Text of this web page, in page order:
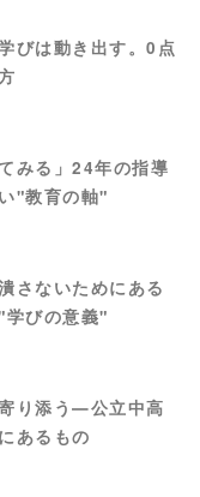
びは動き出す。0点
みる」24年の指導
"教育の軸"
さないためにある
びの意義"
り添う―公立中高
あるもの